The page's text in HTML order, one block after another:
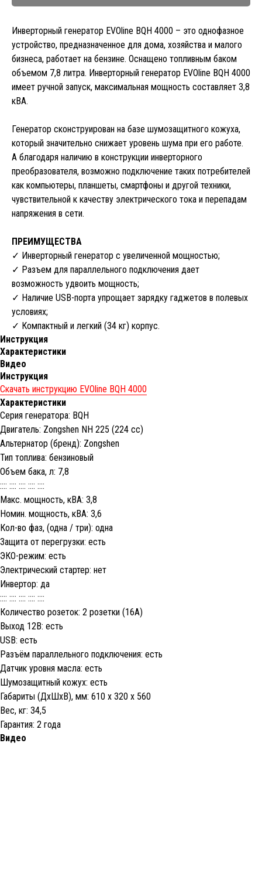
Инверторный генератор EVOline BQH 4000 – это однофазное
устройство, предназначенное для дома, хозяйства и малого
бизнеса, работает на бензине. Оснащено топливным баком
объемом 7,8 литра. Инверторный генератор EVOline BQH 4000
имеет ручной запуск, максимальная мощность составляет 3,8
кВА.
Генератор сконструирован на базе шумозащитного кожуха,
который значительно снижает уровень шума при его работе.
А благодаря наличию в конструкции инверторного
преобразователя, возможно подключение таких потребителей
как компьютеры, планшеты, смартфоны и другой техники,
чувствительной к качеству электрического тока и перепадам
напряжения в сети.
ПРЕИМУЩЕСТВА
✓ Инверторный генератор с увеличенной мощностью;
✓ Разъем для параллельного подключения дает
возможность удвоить мощность;
✓ Наличие USB-порта упрощает зарядку гаджетов в полевых
условиях;
✓ Компактный и легкий (34 кг) корпус.
Инструкция
Характеристики
Видео
Инструкция
Скачать инструкцию EVOline BQH 4000
Характеристики
Серия генератора: BQH
Двигатель: Zongshen NH 225 (224 cc)
Альтернатор (бренд): Zongshen
Тип топлива: бензиновый
Объем бака, л: 7,8
:::: :::: :::: :::: ::::
Макс. мощность, кВА: 3,8
Номин. мощность, кВА: 3,6
Кол-во фаз, (одна / три): одна
Защита от перегрузки: есть
ЭКО-режим: есть
Электрический стартер: нет
Инвертор: да
:::: :::: :::: :::: ::::
Количество розеток: 2 розетки (16A)
Выход 12В: есть
USB: есть
Разъём параллельного подключения: есть
Датчик уровня масла: есть
Шумозащитный кожух: есть
Габариты (ДхШхВ), мм: 610 х 320 х 560
Вес, кг: 34,5
Гарантия: 2 года
Видео